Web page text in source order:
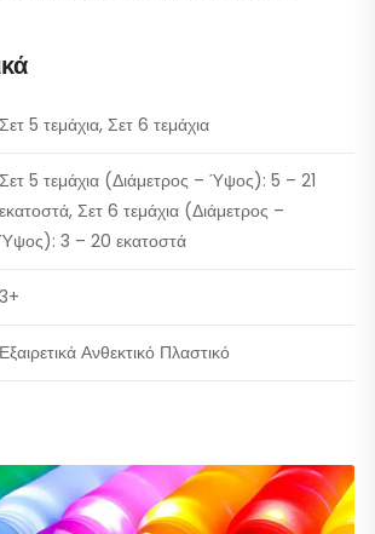
Σετ 5 τεμάχια, Σετ 6 τεμάχια
Σετ 5 τεμάχια (Διάμετρος – Ύψος): 5 – 21
εκατοστά, Σετ 6 τεμάχια (Διάμετρος –
Ύψος): 3 – 20 εκατοστά
3+
Εξαιρετικά Ανθεκτικό Πλαστικό